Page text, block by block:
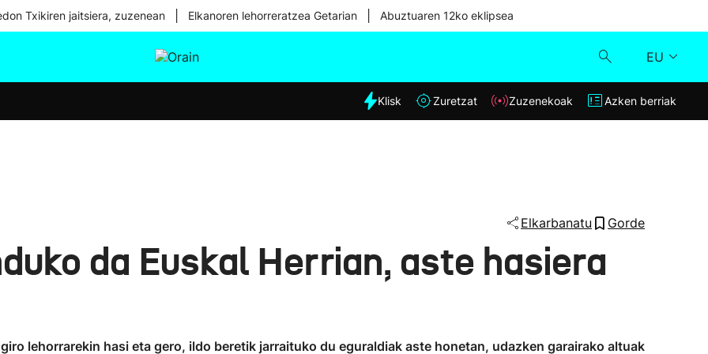
Txikiren jaitsiera, zuzenean Elkanoren lehorreratzea Getarian Abuztuaren 12ko eklipsea
EU
Eguraldia
Klisk
Azken berriak
Klisk Zuretzat Zuzenekoak Azken berriak
Elkarbanatu Gorde
da Euskal Herrian, aste hasiera
lehorrarekin hasi eta gero, ildo beretik jarraituko du eguraldiak aste honetan, udazken garairako altuak